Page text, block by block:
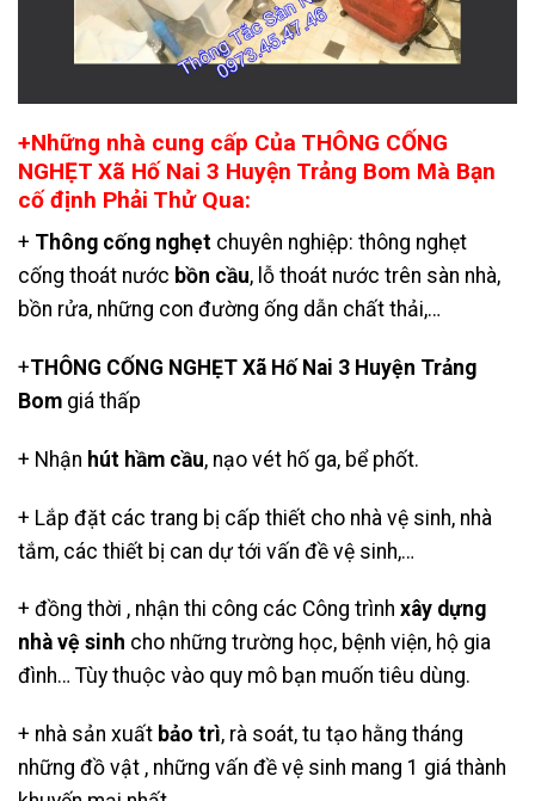
+Những nhà cung cấp Của THÔNG CỐNG
NGHẸT Xã Hố Nai 3 Huyện Trảng Bom Mà Bạn
cố định Phải Thử Qua:
+ Thông cống nghẹt chuyên nghiệp: thông nghẹt
cống thoát nước bồn cầu, lỗ thoát nước trên sàn nhà,
bồn rửa, những con đường ống dẫn chất thải,…
+THÔNG CỐNG NGHẸT Xã Hố Nai 3 Huyện Trảng
Bom giá thấp
+ Nhận hút hầm cầu, nạo vét hố ga, bể phốt.
+ Lắp đặt các trang bị cấp thiết cho nhà vệ sinh, nhà
tắm, các thiết bị can dự tới vấn đề vệ sinh,…
+ đồng thời , nhận thi công các Công trình xây dựng
nhà vệ sinh cho những trường học, bệnh viện, hộ gia
đình… Tùy thuộc vào quy mô bạn muốn tiêu dùng.
+ nhà sản xuất bảo trì, rà soát, tu tạo hằng tháng
những đồ vật , những vấn đề vệ sinh mang 1 giá thành